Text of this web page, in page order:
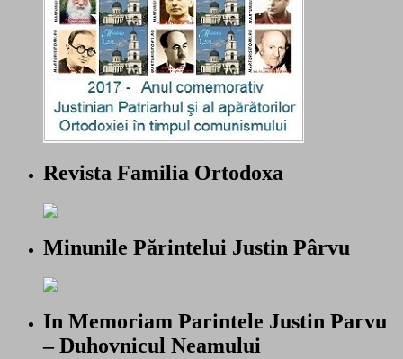
Revista Familia Ortodoxa
Minunile Părintelui Justin Pârvu
In Memoriam Parintele Justin Parvu
– Duhovnicul Neamului